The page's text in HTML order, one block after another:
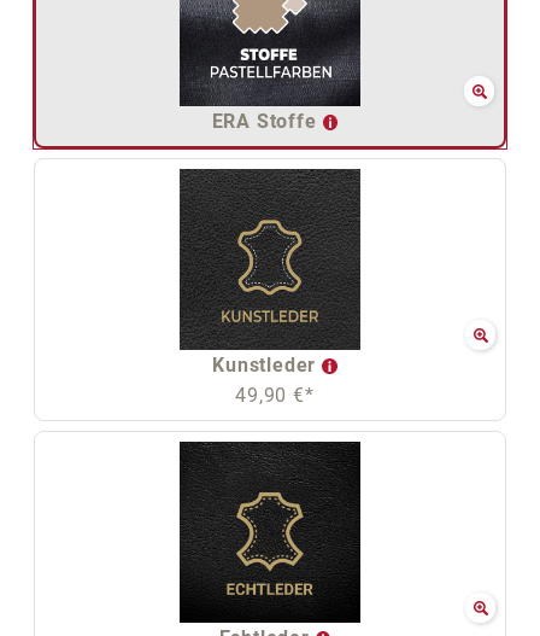
ERA Stoffe
Kunstleder
49,90 €*